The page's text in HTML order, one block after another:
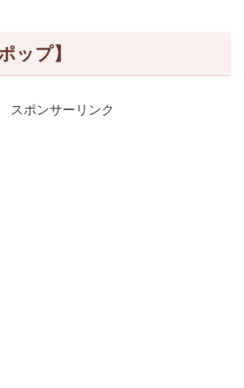
ップ】
スポンサーリンク